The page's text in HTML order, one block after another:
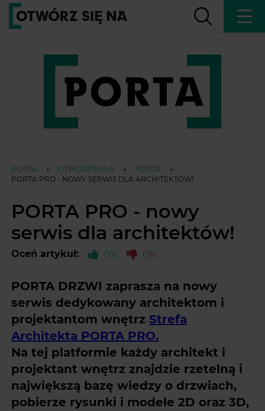
PORTA OTWORZSIENA
PORTA
PORTA PRO - NOWY SERWIS DLA ARCHITEKTÓW!
PORTA PRO - nowy
serwis dla architektów!
Oceń artykuł: 0% 0%
PORTA DRZWI zaprasza na nowy
serwis dedykowany architektom i
projektantom wnętrz Strefa
Architekta PORTA PRO.
Na tej platformie każdy architekt i
projektant wnętrz znajdzie rzetelną i
największą bazę wiedzy o drzwiach,
pobierze rysunki i modele 2D oraz 3D,